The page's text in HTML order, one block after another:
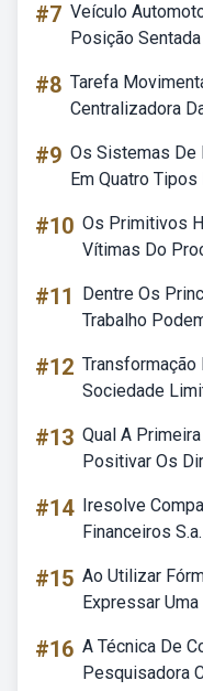
#7 Veículo
Posição
#8 Tarefa
Centralizadora
#9 Os Sistemas De
Em Quatro
#10 Os Primitivos
Vítimas Do
#11
Dentre Os
Trabalho
#12 Transformação
Sociedade
#13 Qual A
Positivar Os
#14 Iresolve
Financeiros
#15 Ao Utilizar
Expressar
#16 A Técnica De
Pesquisadora